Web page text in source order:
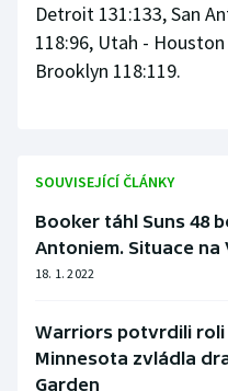
Detroit 131:133, San
118:96, Utah -
Brooklyn 118:119.
SOUVISEJÍCÍ ČLÁNKY
Booker táhl Suns 48
Antoniem. Situace
18. 1. 2022
Warriors potvrdili
Minnesota zvládla
Garden